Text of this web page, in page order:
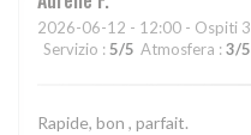
2026-06-12 - 12:00 - Ospiti 3
Servizio : 5/5 Atmosfera : 3/5
Rapide, bon , parfait.